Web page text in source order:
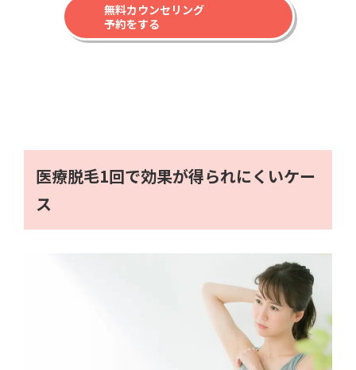
無料カウンセリング
予約をする
医療脱毛1回で効果が得られにくいケー
ス